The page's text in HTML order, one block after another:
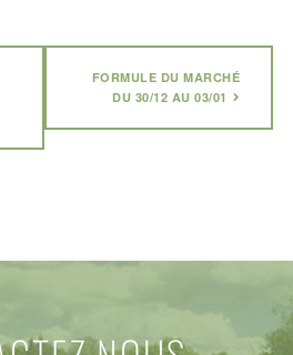
FORMULE DU MARCHÉ
DU 30/12 AU 03/01